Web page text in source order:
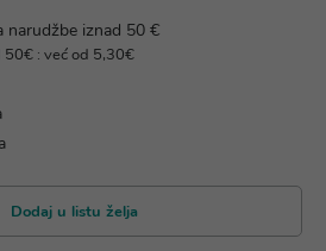
narudžbe iznad 50 €
50€ : već od 5,30€
Dodaj u listu želja